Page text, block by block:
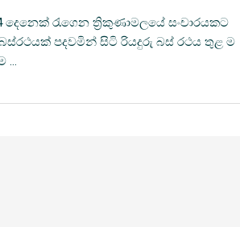
දෙනෙක් රැගෙන ත්‍රිකුණාමලයේ සංචාරයකට
පදවමින් සිටි රියදුරු බස් රථය තුළ ම
…